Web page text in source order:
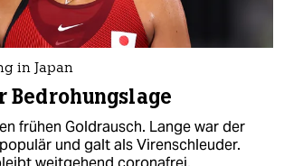
in Japan
Bedrohungslage
frühen Goldrausch. Lange war der
und galt als Virenschleuder.